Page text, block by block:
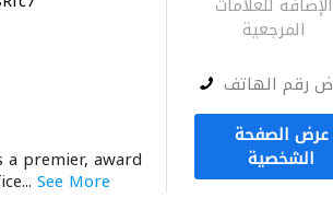
a premier, award
See More
المرجعية
رقم الهاتف
عرض الصفحة
الشخصية